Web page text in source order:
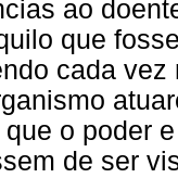
ao
que
cada
o poder
de ser